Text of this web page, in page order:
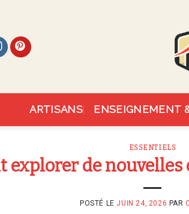
ARTISANS ENSEIGNEMENT
ESSENTIELS
explorer de
POSTÉ LE JUIN 24, 2026 PAR